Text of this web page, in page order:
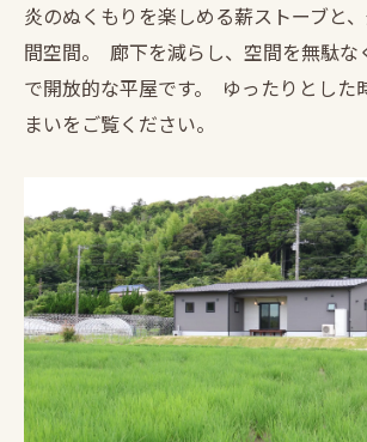
炎のぬくもりを楽しめる薪ストーブと
間空間。 廊下を減らし、空間を無駄な
で開放的な平屋です。 ゆったりとした
まいをご覧ください。